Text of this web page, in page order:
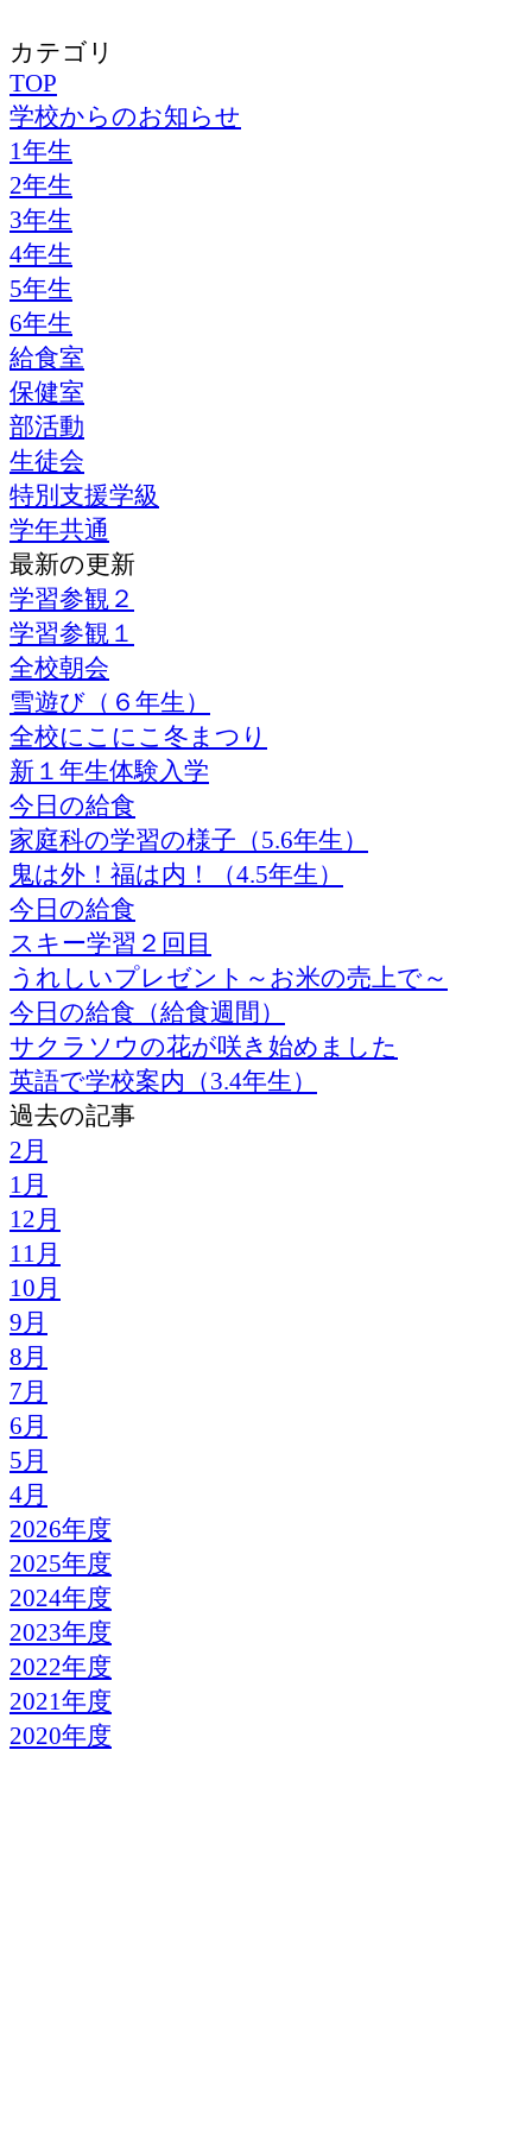
カテゴリ
TOP
学校からのお知らせ
1年生
2年生
3年生
4年生
5年生
6年生
給食室
保健室
部活動
生徒会
特別支援学級
学年共通
最新の更新
学習参観２
学習参観１
全校朝会
雪遊び（６年生）
全校にこにこ冬まつり
新１年生体験入学
今日の給食
家庭科の学習の様子（5.6年生）
鬼は外！福は内！（4.5年生）
今日の給食
スキー学習２回目
うれしいプレゼント～お米の売上で～
今日の給食（給食週間）
サクラソウの花が咲き始めました
英語で学校案内（3.4年生）
過去の記事
2月
1月
12月
11月
10月
9月
8月
7月
6月
5月
4月
2026年度
2025年度
2024年度
2023年度
2022年度
2021年度
2020年度